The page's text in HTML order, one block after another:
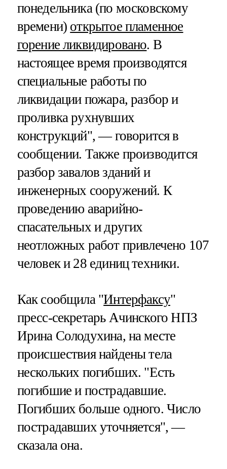
понедельника (по московскому
времени) открытое пламенное
горение ликвидировано. В
настоящее время производятся
специальные работы по
ликвидации пожара, разбор и
проливка рухнувших
конструкций", — говорится в
сообщении. Также производится
разбор завалов зданий и
инженерных сооружений. К
проведению аварийно-
спасательных и других
неотложных работ привлечено 107
человек и 28 единиц техники.
Как сообщила "Интерфаксу"
пресс-секретарь Ачинского НПЗ
Ирина Солодухина, на месте
происшествия найдены тела
нескольких погибших. "Есть
погибшие и пострадавшие.
Погибших больше одного. Число
пострадавших уточняется", —
сказала она.